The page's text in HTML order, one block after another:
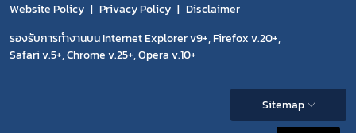
Website Policy
Privacy Policy
Disclaimer
รองรับการทำงานบน Internet Explorer v9+, Firefox v.20+,
Safari v.5+, Chrome v.25+, Opera v.10+
Sitemap